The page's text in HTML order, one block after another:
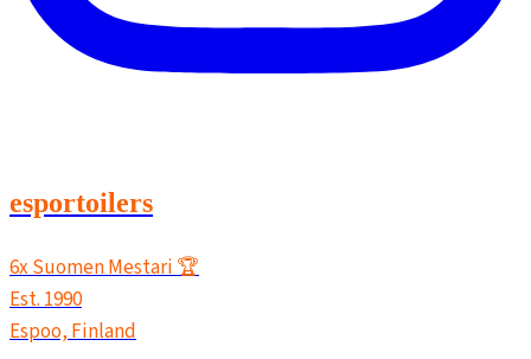
esportoilers
6x Suomen Mestari 🏆
Est. 1990
Espoo, Finland